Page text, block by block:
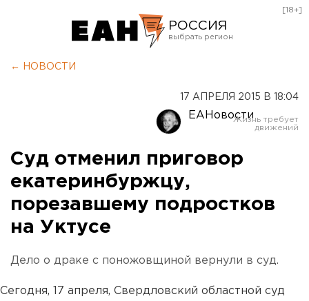
РОССИЯ
Оренбург
[18+]
← НОВОСТИ
17 АПРЕЛЯ 2015 В 18:04
ЕАНовости
Суд отменил приговор
екатеринбуржцу,
порезавшему подростков
на Уктусе
Дело о драке с поножовщиной вернули в суд.
Сегодня, 17 апреля, Свердловский областной суд